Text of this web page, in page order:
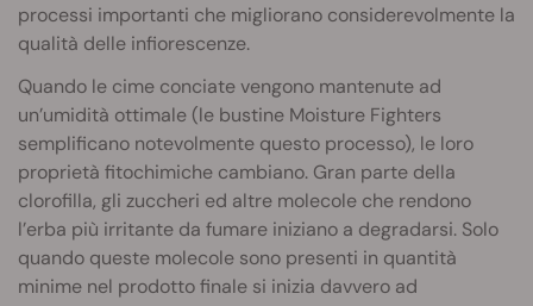
processi importanti che migliorano considerevolmente la
qualità delle infiorescenze.
Quando le cime conciate vengono mantenute ad
un’umidità ottimale (le bustine Moisture Fighters
semplificano notevolmente questo processo), le loro
proprietà fitochimiche cambiano. Gran parte della
clorofilla, gli zuccheri ed altre molecole che rendono
l’erba più irritante da fumare iniziano a degradarsi. Solo
quando queste molecole sono presenti in quantità
minime nel prodotto finale si inizia davvero ad